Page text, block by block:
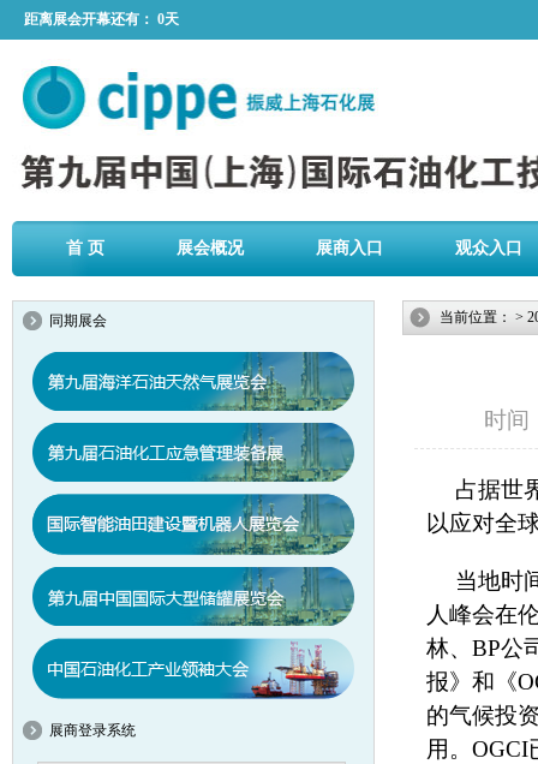
距离展会开幕还有： 0天
首 页 展会概况 展商入口 观众入口
同期展会
展商登录系统
当前位置： >
时间
占据世
以应对全
当地时
人峰会在
林、BP公
报》和《
的气候投
用。